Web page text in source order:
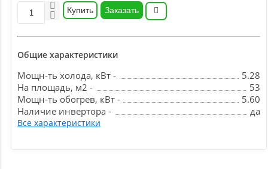
Купить Заказать
Общие характеристики
Мощн-ть холода, кВт -
5.28
На площадь, м2 -
53
Мощн-ть обогрев, кВт -
5.60
Наличие инвертора -
да
Все характеристики